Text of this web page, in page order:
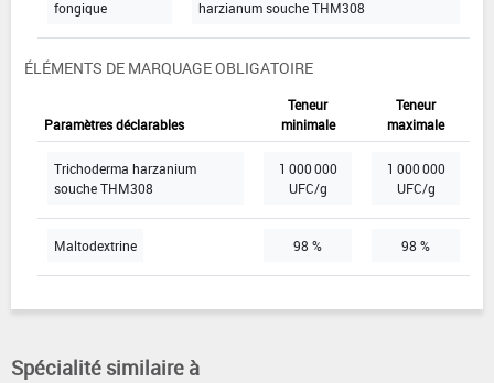
fongique
harzianum souche THM308
ÉLÉMENTS DE MARQUAGE OBLIGATOIRE
Paramètres déclarables
Teneur
minimale
Teneur
maximale
Trichoderma harzanium
souche THM308
1 000 000
UFC/g
1 000 000
UFC/g
Maltodextrine 98 % 98 %
Spécialité similaire à